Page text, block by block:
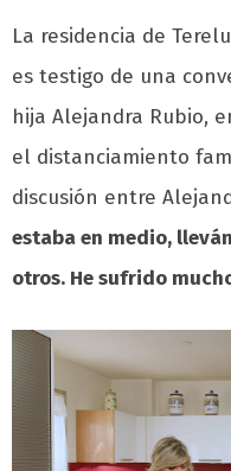
La residencia de
es testigo de una
hija Alejandra Rubio,
el distanciamiento
discusión entre
estaba en medio,
otros. He sufrido